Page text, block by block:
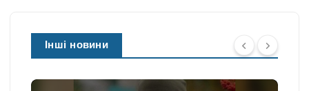
Інші новини